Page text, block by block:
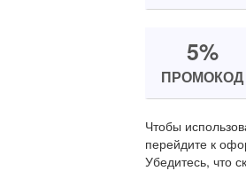
5%
ПРОМОКОД
Чтобы
перейдите к
Убедитесь, что